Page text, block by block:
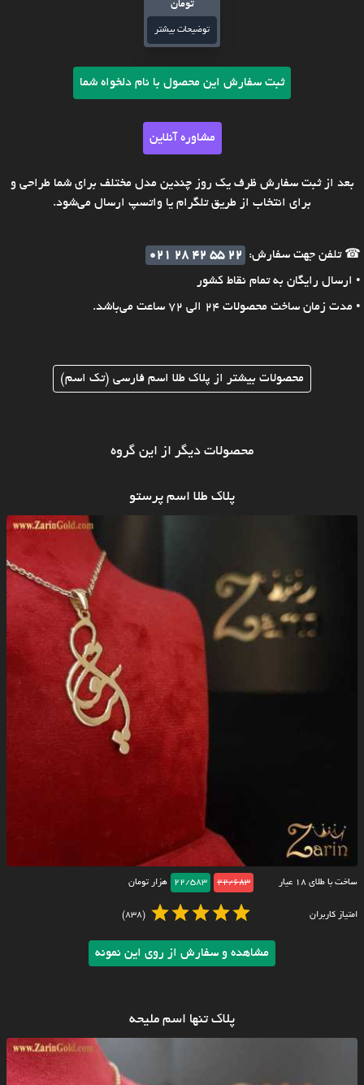
تومان
توضیحات بیشتر
ثبت سفارش این محصول با نام دلخواه شما
مشاوره آنلاین
بعد از ثبت سفارش ظرف یک روز چندین مدل مختلف برای شما طراحی و
برای انتخاب از طریق تلگرام یا واتسپ ارسال می‌شود.
☎ تلفن جهت سفارش:
021 28 42 55 22
• ارسال رایگان به تمام نقاط کشور
• مدت زمان ساخت محصولات 24 الی 72 ساعت می‌باشد.
محصولات بیشتر از پلاک طلا اسم فارسی (تک اسم)
محصولات دیگر از این گروه
پلاک طلا اسم پرستو
ساخت با طلای ۱۸ عیار 22/683
22/583 هزار تومان
امتیاز کاربران (838)
مشاهده و سفارش از روی این نمونه
پلاک تنها اسم ملیحه